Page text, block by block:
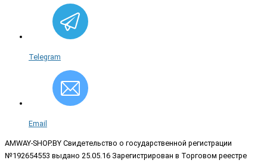
Telegram
Email
AMWAY-SHOP.BY Свидетельство о государственной регистрации
№192654553 выдано 25.05.16 Зарегистрирован в Торговом реестре